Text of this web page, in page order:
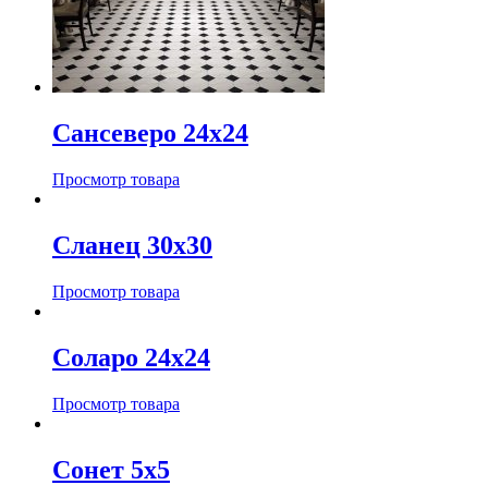
Сансеверо 24х24
Просмотр товара
Сланец 30х30
Просмотр товара
Соларо 24х24
Просмотр товара
Сонет 5х5